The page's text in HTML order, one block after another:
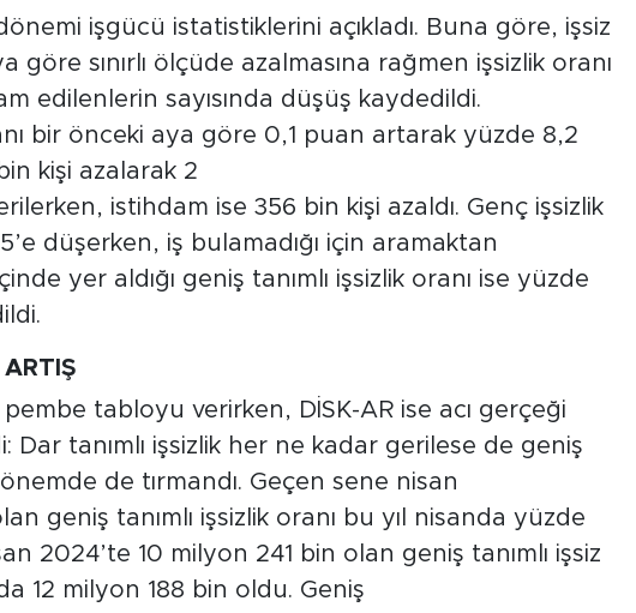
işgücü istatistiklerini açıkladı. Buna göre, işsiz
göre sınırlı ölçüde azalmasına rağmen işsizlik oranı
edilenlerin sayısında düşüş kaydedildi.
bir önceki aya göre 0,1 puan artarak yüzde 8,2
kişi azalarak 2
istihdam ise 356 bin kişi azaldı. Genç işsizlik
düşerken, iş bulamadığı için aramaktan
yer aldığı geniş tanımlı işsizlik oranı ise yüzde
tabloyu verirken, DİSK-AR ise acı gerçeği
Dar tanımlı işsizlik her ne kadar gerilese de geniş
de tırmandı. Geçen sene nisan
geniş tanımlı işsizlik oranı bu yıl nisanda yüzde
2024’te 10 milyon 241 bin olan geniş tanımlı işsiz
12 milyon 188 bin oldu. Geniş